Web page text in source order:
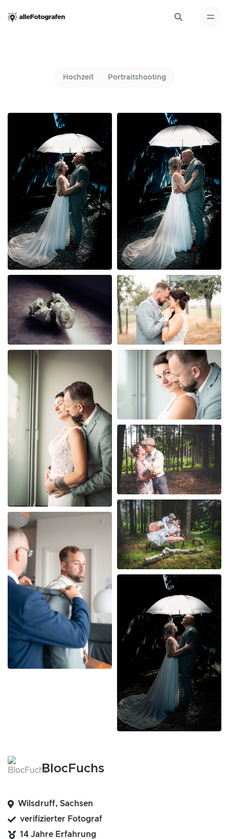
Hochzeit Portraitshooting
BlocFuchs
Wilsdruff, Sachsen
verifizierter Fotograf
14 Jahre Erfahrung